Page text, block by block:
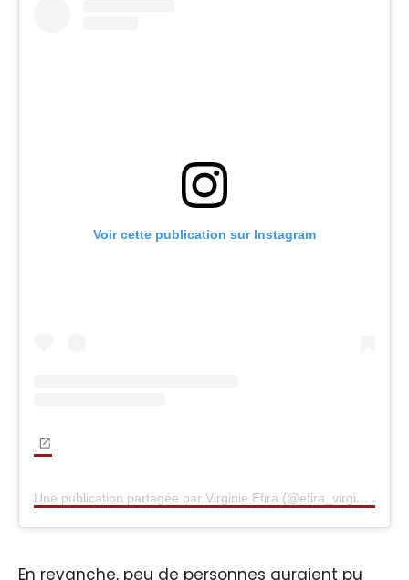
Voir cette publication sur Instagram
Une publication partagée par Virginie Efira (@efira_virginie)
En revanche, peu de personnes auraient pu